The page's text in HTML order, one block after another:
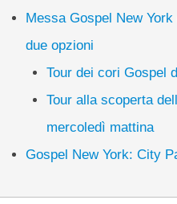
Messa Gospel New
due opzioni
Tour dei cori Gospel
Tour alla scoperta
mercoledì mattina
Gospel New York: City